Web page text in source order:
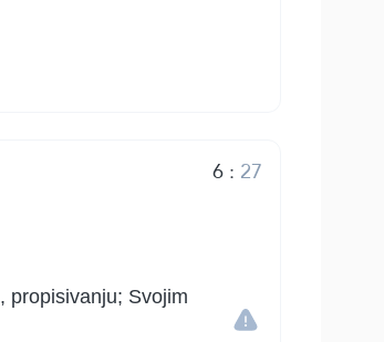
6: 27
propisivanju; Svojim